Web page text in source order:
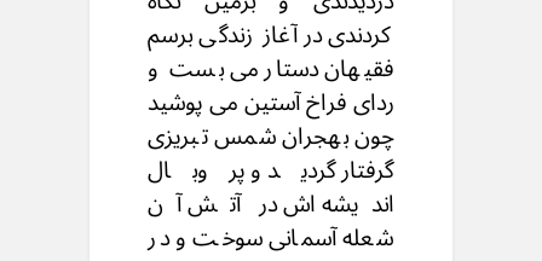
کردندی در آغاز زندگی برسم
فقیهان دستار می بست و
ردای فراخ آستین می پوشید
چون بهجران شمس تبریزی
گرفتار گردید و پروبال
اندیشه اش در آتش آن
شعله آسمانی سوخت و در